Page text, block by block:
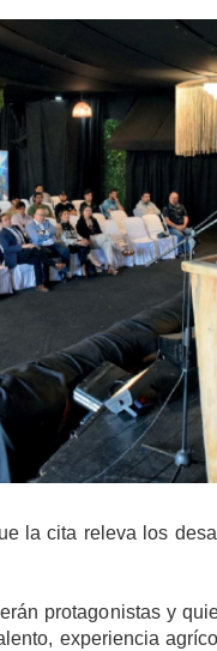
la cita releva los
protagonistas y
experiencia